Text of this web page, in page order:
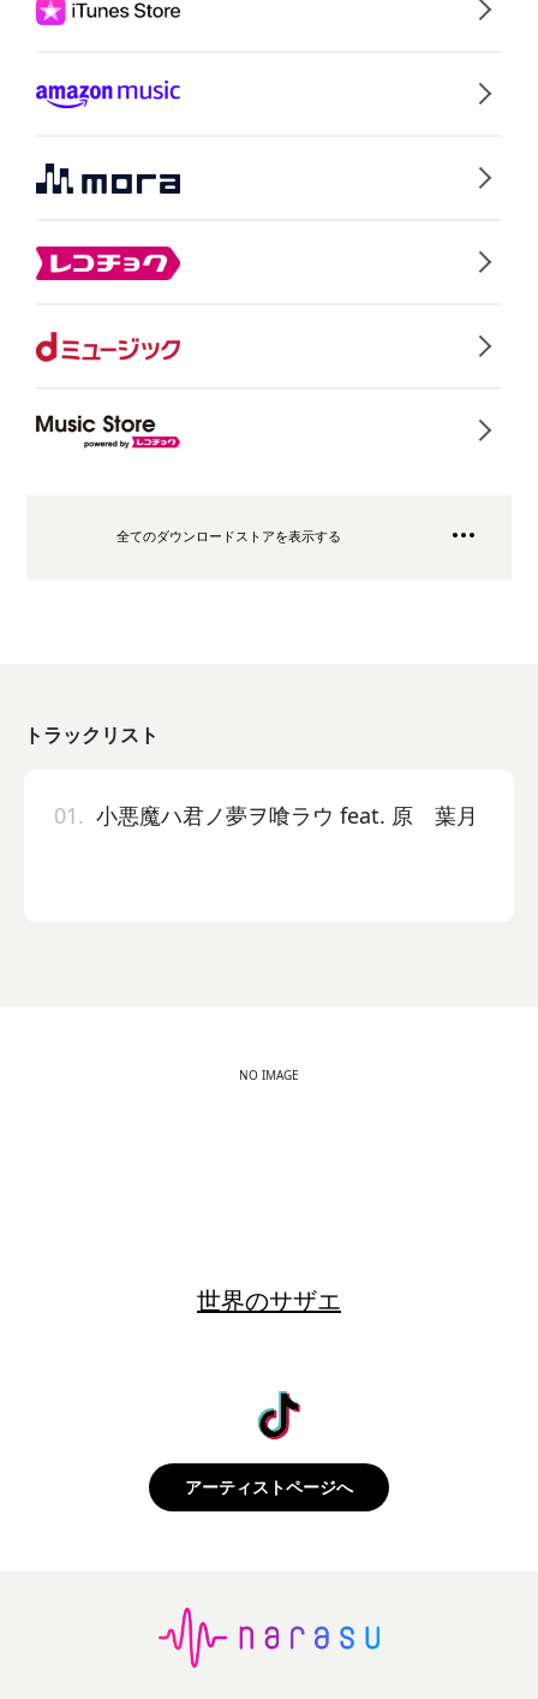
全てのダウンロードストアを表示する
トラックリスト
01. 小悪魔ハ君ノ夢ヲ喰ラウ feat. 原 葉月
NO IMAGE
世界のサザエ
アーティストページへ